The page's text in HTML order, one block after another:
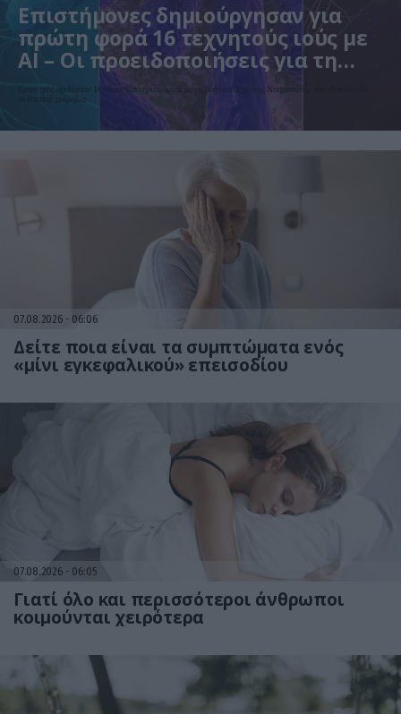
Επιστήμονες δημιούργησαν για
πρώτη φορά 16 τεχνητούς ιούς με
AI – Οι προειδοποιήσεις για τη
βιοασφάλεια
Ερευνητές σχεδίασαν 16 νέους βακτηριοφάγους με τη βοήθεια Τεχνητής Νοημοσύνης που εξοντώνουν
ανθεκτικά μικρόβια
07.08.2026 06:06
Δείτε ποια είναι τα συμπτώματα ενός
«μίνι εγκεφαλικού» επεισοδίου
07.08.2026 06:05
Γιατί όλο και περισσότεροι άνθρωποι
κοιμούνται χειρότερα